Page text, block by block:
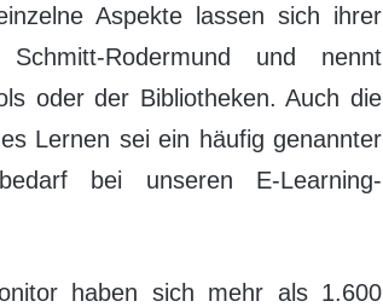
Aspekte lassen sich ihrer
Rodermund und nennt
oder der Bibliotheken. Auch die
Lernen sei ein häufig genannter
bei unseren E-Learning-
haben sich mehr als 1.600